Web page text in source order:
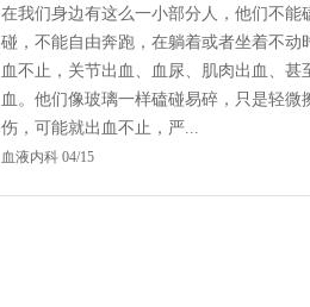
在我们身边有这么一小部分人，他们不能
碰，不能自由奔跑，在躺着或者坐着不动
血不止，关节出血、血尿、肌肉出血、甚
血。他们像玻璃一样磕碰易碎，只是轻微
伤，可能就出血不止，严...
血液内科 04/15